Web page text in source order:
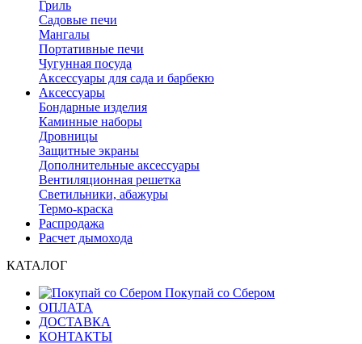
Гриль
Садовые печи
Мангалы
Портативные печи
Чугунная посуда
Аксессуары для сада и барбекю
Аксессуары
Бондарные изделия
Каминные наборы
Дровницы
Защитные экраны
Дополнительные аксессуары
Вентиляционная решетка
Светильники, абажуры
Термо-краска
Распродажа
Расчет дымохода
КАТАЛОГ
Покупай со Сбером
ОПЛАТА
ДОСТАВКА
КОНТАКТЫ